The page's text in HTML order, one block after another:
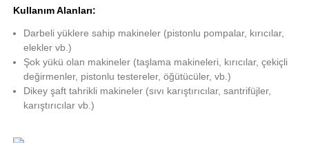
Kullanım Alanları:
Darbeli yüklere sahip makineler (pistonlu pompalar, kırıcılar,
elekler vb.)
Şok yükü olan makineler (taşlama makineleri, kırıcılar, çekiçli
değirmenler, pistonlu testereler, öğütücüler, vb.)
Dikey şaft tahrikli makineler (sıvı karıştırıcılar, santrifüjler,
karıştırıcılar vb.)